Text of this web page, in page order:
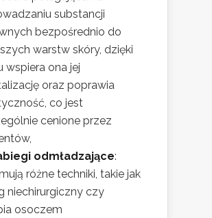
substancji
bezpośrednio do
warstw skóry, dzięki
wspiera ona jej
oraz poprawia
co jest
cenione przez
odmładzające:
różne techniki, takie jak
niechirurgiczny czy
osoczem